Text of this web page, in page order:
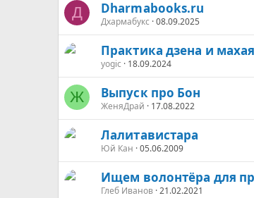
Д Dharmabooks.ru
Дхармабукс 08.09.2025
Практика дзена и
yogic 18.09.2024
Ж Выпуск про Бон
ЖеняДрай 17.08.2022
Лалитавистара
Юй Кан 05.06.2009
Ищем волонтёра для
Глеб Иванов 21.02.2021